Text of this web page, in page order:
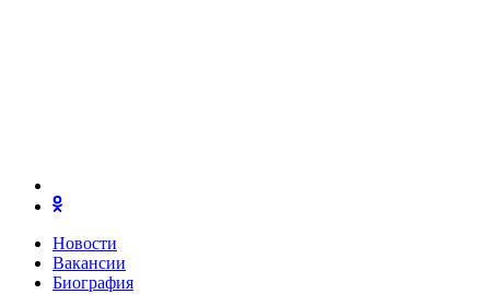
Новости
Вакансии
Биография